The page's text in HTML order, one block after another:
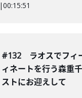
|00:15:51
#132 ラオスでフィ
ィネートを行う森重
ストにお迎えして